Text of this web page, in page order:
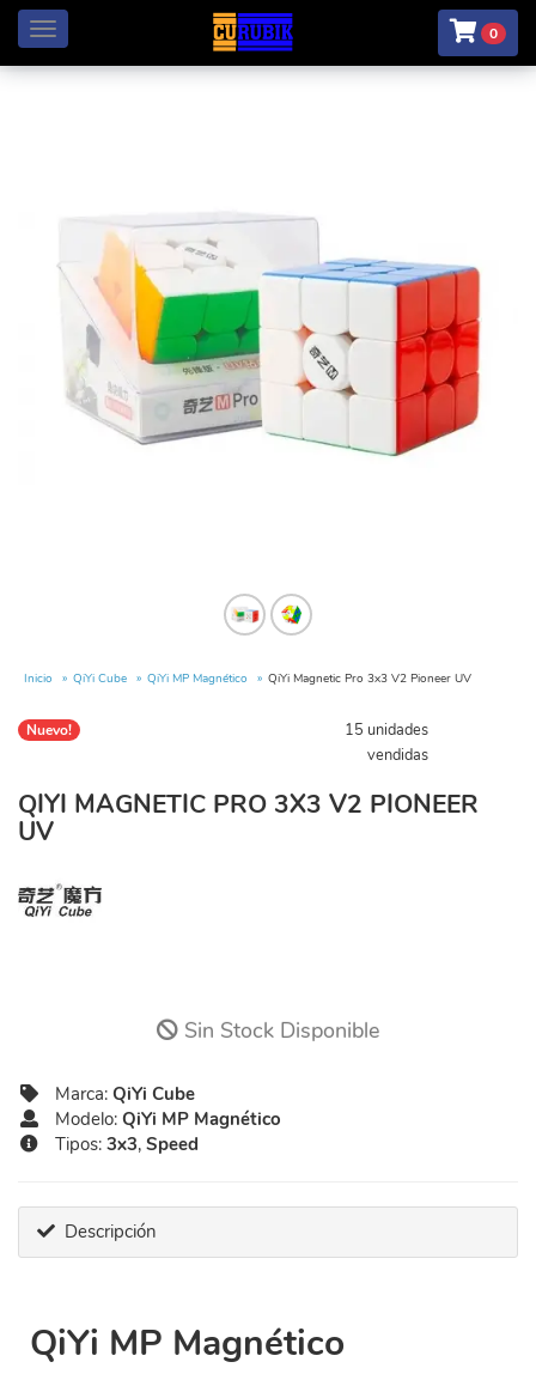
Menú 0
Inicio QiYi Cube QiYi MP Magnético QiYi Magnetic Pro 3x3 V2 Pioneer UV
Nuevo!
15 unidades
vendidas
QIYI MAGNETIC PRO 3X3 V2 PIONEER
UV
Sin Stock Disponible
Marca: QiYi Cube
Modelo: QiYi MP Magnético
Tipos: 3x3, Speed
Descripción
QiYi MP Magnético